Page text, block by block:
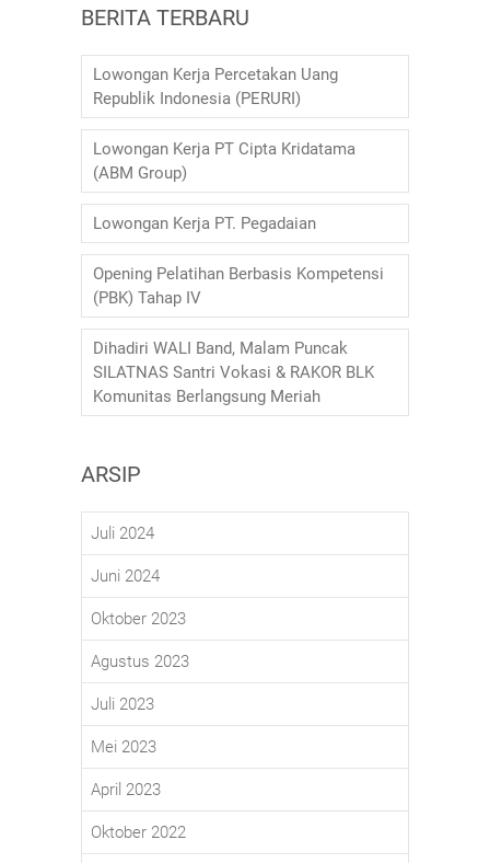
BERITA TERBARU
Lowongan Kerja Percetakan Uang
Republik Indonesia (PERURI)
Lowongan Kerja PT Cipta Kridatama
(ABM Group)
Lowongan Kerja PT. Pegadaian
Opening Pelatihan Berbasis Kompetensi
(PBK) Tahap IV
Dihadiri WALI Band, Malam Puncak
SILATNAS Santri Vokasi & RAKOR BLK
Komunitas Berlangsung Meriah
ARSIP
Juli 2024
Juni 2024
Oktober 2023
Agustus 2023
Juli 2023
Mei 2023
April 2023
Oktober 2022